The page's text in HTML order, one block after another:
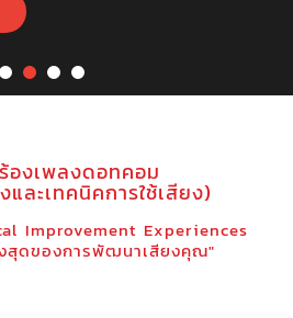
องเพลงดอทคอม
ละเทคนิคการใช้เสียง)
Improvement Experiences
สุดของการพัฒนาเสียงคุณ"